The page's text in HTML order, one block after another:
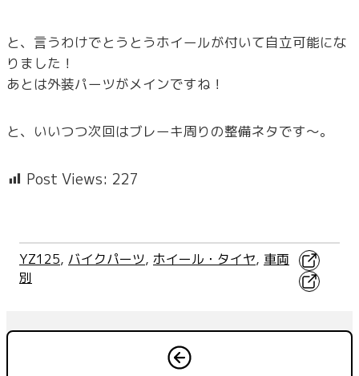
と、言うわけでとうとうホイールが付いて自立可能にな
りました！
あとは外装パーツがメインですね！
と、いいつつ次回はブレーキ周りの整備ネタです～。
Post Views: 227
YZ125, バイクパーツ, ホイール・タイヤ, 車両
別
X